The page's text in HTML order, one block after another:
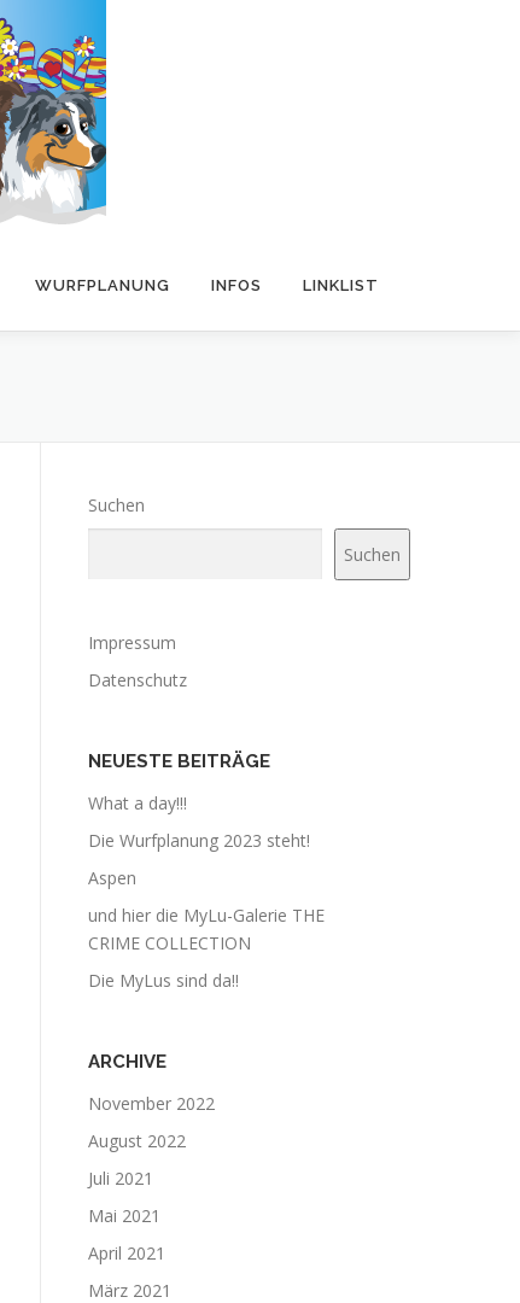
WURFPLANUNG INFOS LINKLIST
Suchen
Suchen
Impressum
Datenschutz
NEUESTE BEITRÄGE
What a day!!!
Die Wurfplanung 2023 steht!
Aspen
und hier die MyLu-Galerie THE
CRIME COLLECTION
Die MyLus sind da!!
ARCHIVE
November 2022
August 2022
Juli 2021
Mai 2021
April 2021
März 2021